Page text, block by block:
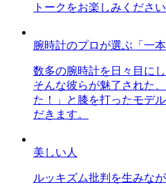
トークをお楽しみください
腕時計のプロが選ぶ「一
数多の腕時計を日々目に
そんな彼らが魅了された
た！」と膝を打ったモデ
だきます。
美しい人
ルッキズム批判を生みな